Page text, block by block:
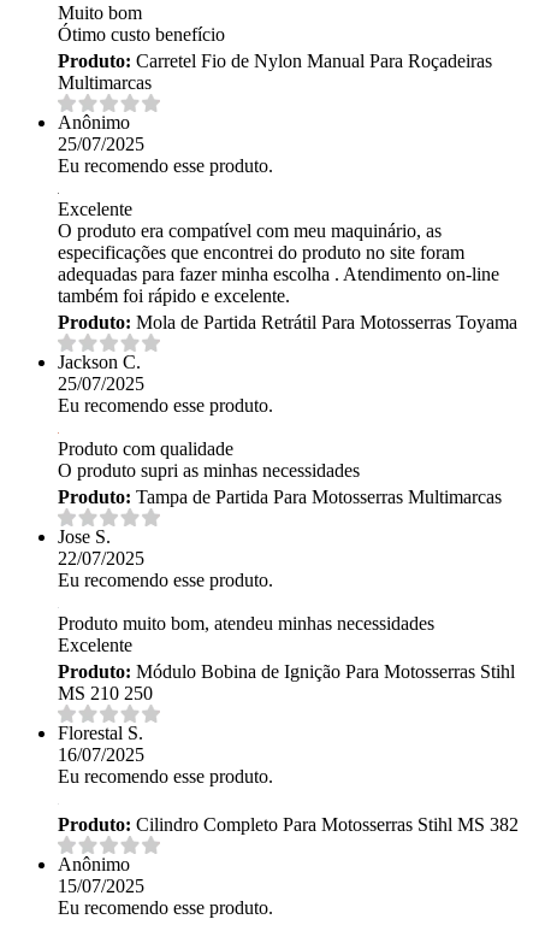
Muito bom
Ótimo custo benefício
Produto: Carretel Fio de Nylon Manual Para Roçadeiras
Multimarcas
Anônimo
25/07/2025
Eu recomendo esse produto.
Excelente
O produto era compatível com meu maquinário, as
especificações que encontrei do produto no site foram
adequadas para fazer minha escolha . Atendimento on-line
também foi rápido e excelente.
Produto: Mola de Partida Retrátil Para Motosserras Toyama
Jackson C.
25/07/2025
Eu recomendo esse produto.
Produto com qualidade
O produto supri as minhas necessidades
Produto: Tampa de Partida Para Motosserras Multimarcas
Jose S.
22/07/2025
Eu recomendo esse produto.
Produto muito bom, atendeu minhas necessidades
Excelente
Produto: Módulo Bobina de Ignição Para Motosserras Stihl
MS 210 250
Florestal S.
16/07/2025
Eu recomendo esse produto.
Produto: Cilindro Completo Para Motosserras Stihl MS 382
Anônimo
15/07/2025
Eu recomendo esse produto.